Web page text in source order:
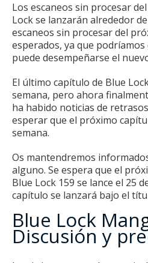
Los escaneos sin procesar
Lock se lanzarán alrededor
escaneos sin procesar del
esperados, ya que
puede desempeñarse el
El último capítulo de Blue
semana, pero ahora
ha habido noticias de
esperar que el próximo
semana.
Os mantendremos
alguno. Se espera que el
Blue Lock 159 se lance el 25
capítulo se lanzará bajo el
Blue Lock
Discusión y